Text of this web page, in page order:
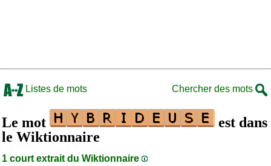
Listes de mots Chercher des mots
Le mot
est dans
le Wiktionnaire
1 court extrait du Wiktionnaire